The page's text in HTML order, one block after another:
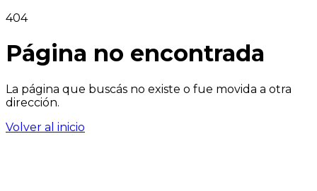
404
Página no encontrada
La página que buscás no existe o fue movida a otra
dirección.
Volver al inicio